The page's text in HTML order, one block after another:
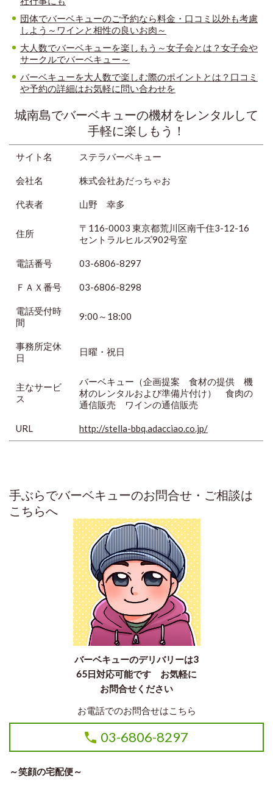
団体でバーベキューのご予約なら料金・口コミ以外も考慮
しよう～ワインと相性の良いお肉～
大人数でバーベキューを楽しもう～女子会とは？女子会や
サークルでバーベキュー～
バーベキューを大人数で楽しむ際のポイントとは？口コミ
や予約の詳細はお気軽に問い合わせを
城南島でバーベキューの機材をレンタルして
手軽に楽しもう！
サイト名 ステラバーベキュー
会社名 株式会社あだっちゃお
代表者 山野 幸多
住所
〒116-0003 東京都荒川区南千住3-12-16
セントラルヒルズ902号室
電話番号 03-6806-8297
ＦＡＸ番号 03-6806-8298
電話受付時
間
9:00～18:00
事務所定休
日
日曜・祝日
主なサービ
ス
バーベキュー（企画提案 食材の提供 機
材のレンタルおよび準備片付け） 食肉の
通信販売 ワインの通信販売
URL http://stella-bbq.adacciao.co.jp/
手ぶらでバーベキューのお問合せ・ご相談は
こちらへ
バーベキューのデリバリーは3
65日対応可能です お気軽に
お問合せください
お電話でのお問合せはこちら
03-6806-8297
～笑顔の宅配便～